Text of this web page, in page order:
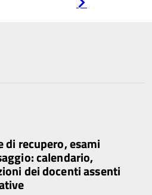
di recupero, esami
calendario,
dei docenti assenti